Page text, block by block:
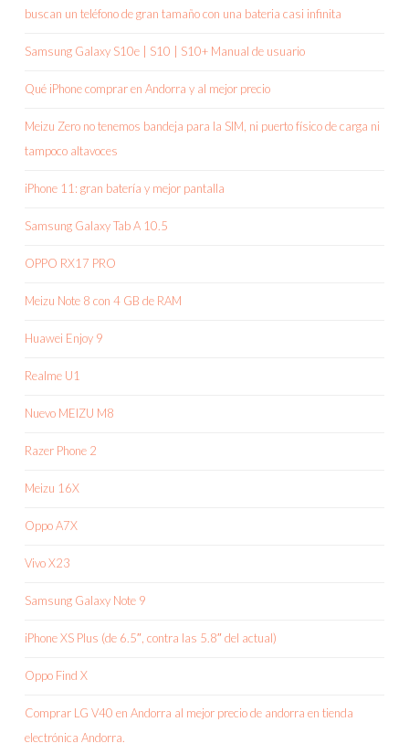
buscan un teléfono de gran tamaño con una bateria casi infinita
Samsung Galaxy S10e | S10 | S10+ Manual de usuario
Qué iPhone comprar en Andorra y al mejor precio
Meizu Zero no tenemos bandeja para la SIM, ni puerto físico de carga ni
tampoco altavoces
iPhone 11: gran batería y mejor pantalla
Samsung Galaxy Tab A 10.5
OPPO RX17 PRO
Meizu Note 8 con 4 GB de RAM
Huawei Enjoy 9
Realme U1
Nuevo MEIZU M8
Razer Phone 2
Meizu 16X
Oppo A7X
Vivo X23
Samsung Galaxy Note 9
iPhone XS Plus (de 6.5″, contra las 5.8″ del actual)
Oppo Find X
Comprar LG V40 en Andorra al mejor precio de andorra en tienda
electrónica Andorra.